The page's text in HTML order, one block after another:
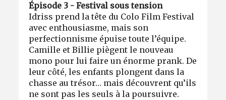
Épisode 3 - Festival sous tension
Idriss prend la tête du Colo Film Festival
avec enthousiasme, mais son
perfectionnisme épuise toute l’équipe.
Camille et Billie piègent le nouveau
mono pour lui faire un énorme prank. De
leur côté, les enfants plongent dans la
chasse au trésor… mais découvrent qu’ils
ne sont pas les seuls à la poursuivre.